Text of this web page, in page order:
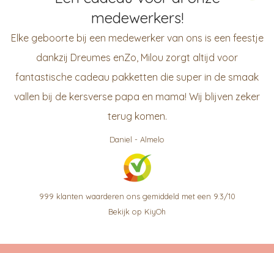
medewerkers!
Elke geboorte bij een medewerker van ons is een feestje
dankzij Dreumes enZo, Milou zorgt altijd voor
fantastische cadeau pakketten die super in de smaak
vallen bij de kersverse papa en mama! Wij blijven zeker
terug komen.
Daniel - Almelo
999 klanten waarderen ons gemiddeld met een 9.3/10
Bekijk op KiyOh